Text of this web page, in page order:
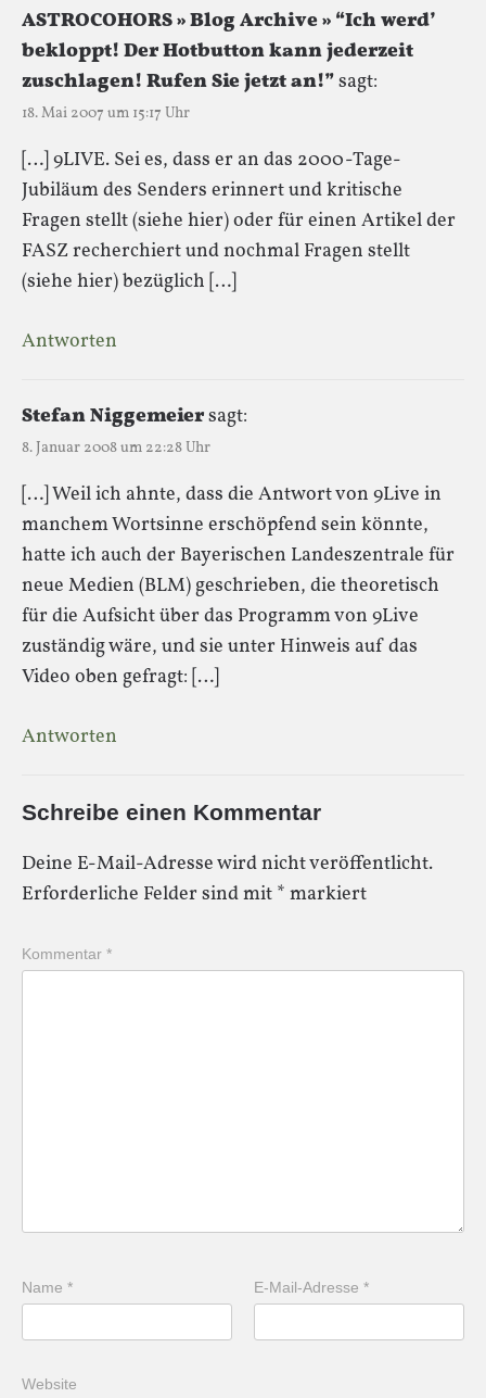
ASTROCOHORS » Blog Archive » “Ich werd’
bekloppt! Der Hotbutton kann jederzeit
zuschlagen! Rufen Sie jetzt an!”sagt:
18. Mai 2007 um 15:17 Uhr
[…] 9LIVE. Sei es, dass er an das 2000-Tage-
Jubiläum des Senders erinnert und kritische
Fragen stellt (siehe hier) oder für einen Artikel der
FASZ recherchiert und nochmal Fragen stellt
(siehe hier) bezüglich […]
Antworten
Stefan Niggemeiersagt:
8. Januar 2008 um 22:28 Uhr
[…] Weil ich ahnte, dass die Antwort von 9Live in
manchem Wortsinne erschöpfend sein könnte,
hatte ich auch der Bayerischen Landeszentrale für
neue Medien (BLM) geschrieben, die theoretisch
für die Aufsicht über das Programm von 9Live
zuständig wäre, und sie unter Hinweis auf das
Video oben gefragt: […]
Antworten
Schreibe einen Kommentar
Deine E-Mail-Adresse wird nicht veröffentlicht.
Erforderliche Felder sind mit * markiert
Kommentar *
Name * E-Mail-Adresse*
Website